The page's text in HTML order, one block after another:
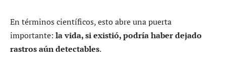
En términos científicos, esto abre una puerta
importante: la vida, si existió, podría haber dejado
rastros aún detectables.